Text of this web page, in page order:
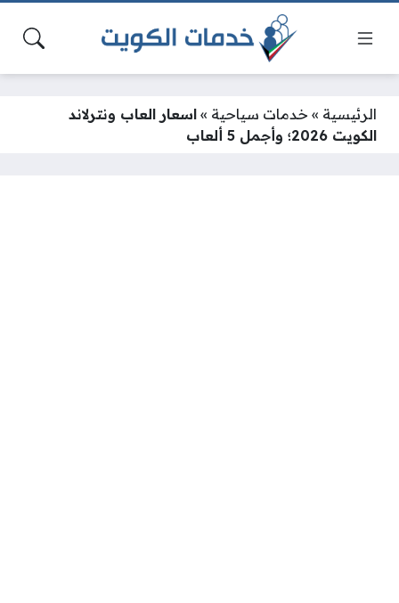
الرئيسية » خدمات سياحية » اسعار العاب ونترلاند
الكويت 2026؛ وأجمل 5 ألعاب